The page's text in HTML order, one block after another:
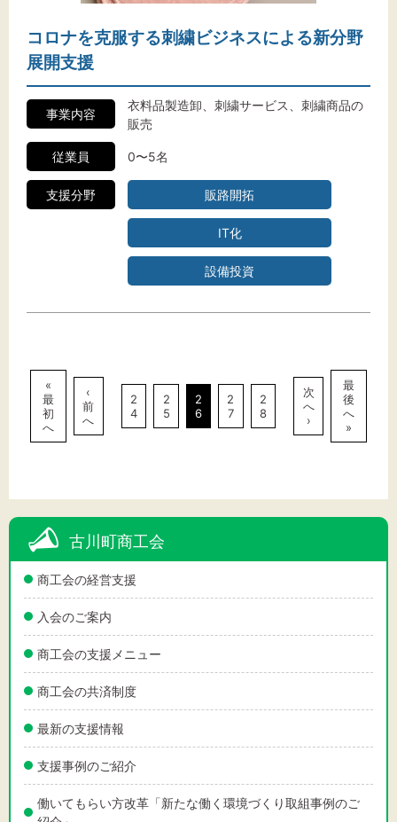
古川町商工会
商工会の経営支援
入会のご案内
商工会の支援メニュー
商工会の共済制度
最新の支援情報
支援事例のご紹介
働いてもらい方改革「新たな働く環境づくり取組事例のご
コロナを克服する刺繍ビジネスによる新分野
展開支援
事業内容
衣料品製造卸、刺繍サービス、刺繍商品の
販売
従業員 0〜5名
支援分野 販路開拓
IT化
設備投資
«
最
初
へ
‹
前
へ
2
4
2
5
2
6
2
7
2
8
次
へ
›
最
後
へ
»